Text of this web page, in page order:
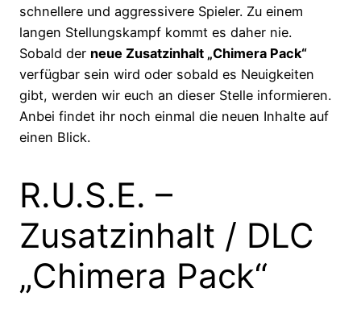
schnellere und aggressivere Spieler. Zu einem
langen Stellungskampf kommt es daher nie.
Sobald der neue Zusatzinhalt „Chimera Pack“
verfügbar sein wird oder sobald es Neuigkeiten
gibt, werden wir euch an dieser Stelle informieren.
Anbei findet ihr noch einmal die neuen Inhalte auf
einen Blick.
R.U.S.E. –
Zusatzinhalt / DLC
„Chimera Pack“